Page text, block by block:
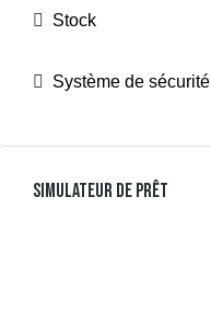
Stock
Système de sécurité
Simulateur De Prêt